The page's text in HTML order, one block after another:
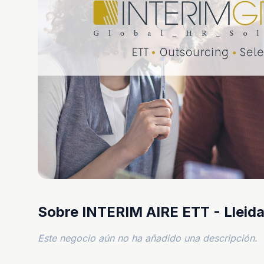
Sobre INTERIM AIRE ETT - Lleida
Este negocio aún no ha añadido una descripción.